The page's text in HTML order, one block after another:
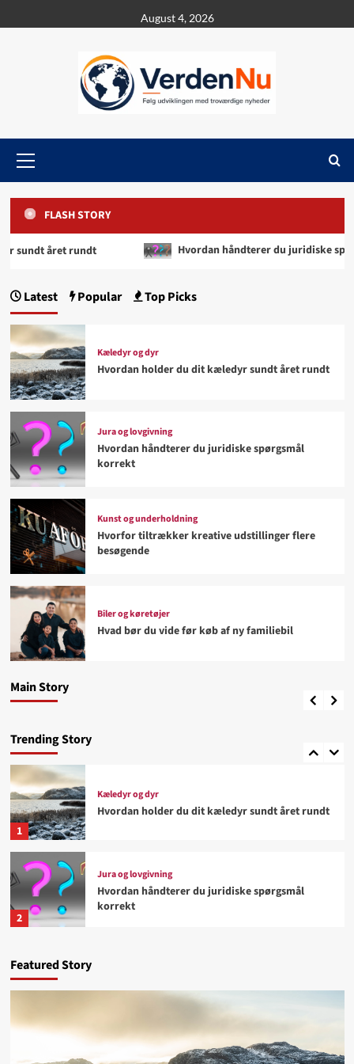
to
August 4, 2026
Menu
FLASH STORY
rundt Hvordan håndterer du juridiske spørgsmål
Main Story
Kæledyr og dyr
Jonathan
Trending Story
4
Biler og køretøjer
Hvad bør du vide før køb af ny familiebil
5
1
Kæledyr og dyr
Hvordan holder du dit kæledyr sundt året rundt
2
Jura og lovgivning
Hvordan håndterer du juridiske spørgsmål
korrekt
besøgende
Biler og køretøjer
Latest Popular Top Picks
Kæledyr og dyr
Hvordan holder du dit kæledyr sundt året rundt
Jura og lovgivning
Hvordan håndterer du juridiske spørgsmål
korrekt
Kunst og underholdning
Hvorfor tiltrækker kreative udstillinger flere
besøgende
Biler og køretøjer
Hvad bør du vide før køb af ny familiebil
Featured Story